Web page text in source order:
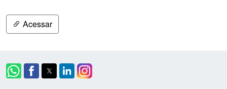
Acessar